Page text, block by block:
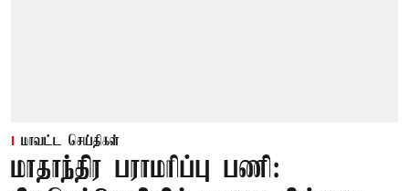
மாவட்ட செய்திகள்
மாதாந்திர பராமரிப்பு பணி: